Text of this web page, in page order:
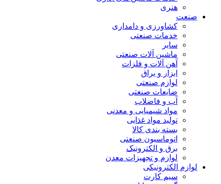
هنری
صنعت
کشاورزی و دامداری
خدمات صنعتی
سایر
ماشین آلات صنعتی
آهن آلات و فلزات
ابزار و یراق
لوازم صنعتی
ضایعات صنعتی
آب و فاضلاب
مواد شیمیایی و معدنی
تولید مواد غذایی
بسته بندی کالا
اتوماسیون صنعتی
برق و الکترونیک
لوازم و تجهیزات معدن
لوازم الکترونیکی
سیم کارت